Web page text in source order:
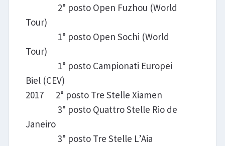
2° posto Open Fuzhou (World
Tour)
1° posto Open Sochi (World
Tour)
1° posto Campionati Europei
Biel (CEV)
2017 2° posto Tre Stelle Xiamen
3° posto Quattro Stelle Rio de
Janeiro
3° posto Tre Stelle L’Aia